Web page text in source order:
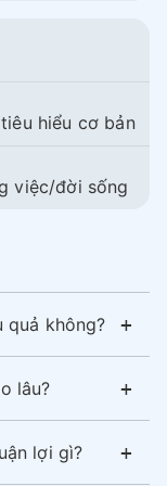
hiểu cơ bản
việc/đời sống
quả không?
lâu?
lợi gì?